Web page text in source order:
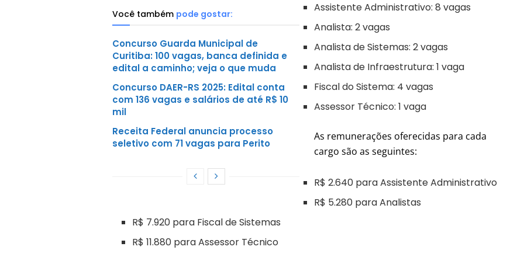
Você também pode gostar:
Concurso Guarda Municipal de
Curitiba: 100 vagas, banca definida e
edital a caminho; veja o que muda
Concurso DAER-RS 2025: Edital conta
com 136 vagas e salários de até R$ 10
mil
Receita Federal anuncia processo
seletivo com 71 vagas para Perito
Assistente Administrativo: 8 vagas
Analista: 2 vagas
Analista de Sistemas: 2 vagas
Analista de Infraestrutura: 1 vaga
Fiscal do Sistema: 4 vagas
Assessor Técnico: 1 vaga
As remunerações oferecidas para cada
cargo são as seguintes:
R$ 2.640 para Assistente Administrativo
R$ 5.280 para Analistas
R$ 7.920 para Fiscal de Sistemas
R$ 11.880 para Assessor Técnico